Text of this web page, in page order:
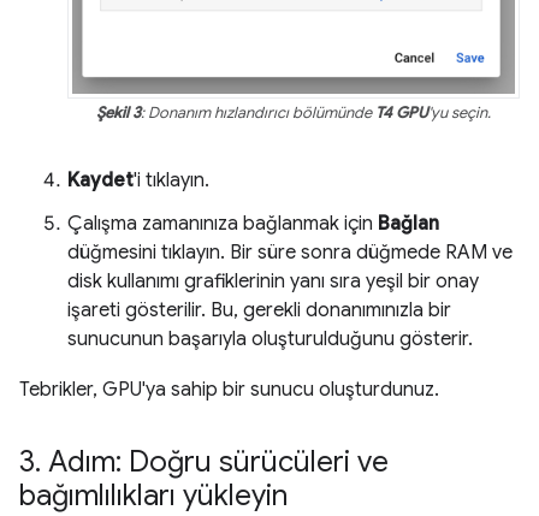
Şekil 3: Donanım hızlandırıcı bölümünde T4 GPU'yu seçin.
Kaydet'i tıklayın.
Çalışma zamanınıza bağlanmak için Bağlan
düğmesini tıklayın. Bir süre sonra düğmede RAM ve
disk kullanımı grafiklerinin yanı sıra yeşil bir onay
işareti gösterilir. Bu, gerekli donanımınızla bir
sunucunun başarıyla oluşturulduğunu gösterir.
Tebrikler, GPU'ya sahip bir sunucu oluşturdunuz.
3. Adım: Doğru sürücüleri ve
bağımlılıkları yükleyin